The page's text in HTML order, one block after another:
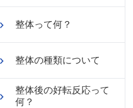
整体って何？
整体の種類について
整体後の好転反応って
何？